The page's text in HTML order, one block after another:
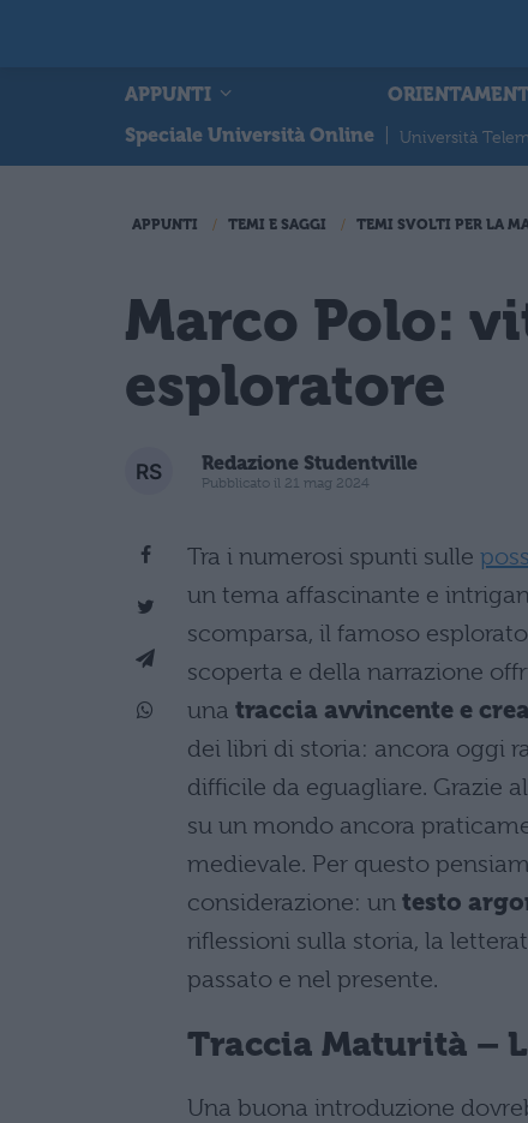
APPUNTI
Speciale Università Online
Università
APPUNTI TEMI E SAGGI TEMI SVOLTI PER LA
Marco Polo:
esploratore
Redazione Studentville
Pubblicato il 21 mag 2024
Tra i numerosi spunti sulle
un tema affascinante e
scomparsa, il famoso
scoperta e della narrazione
una traccia avvincente e
dei libri di storia: ancora oggi
difficile da eguagliare. Grazie
su un mondo ancora
medievale. Per questo
considerazione: un testo
riflessioni sulla storia, la
passato e nel presente.
Traccia Maturità –
Una buona introduzione